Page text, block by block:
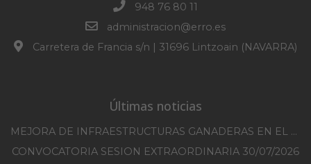
948 76 80 11
administracion@erro.es
Carretera de Francia s/n | 31696 Lintzoain (NAVARRA)
Últimas noticias
MEJORA DE INFRAESTRUCTURAS GANADERAS EN EL TM DE ERRO CAMPAÑA 2025-2026
CONVOCATORIA SESION EXTRAORDINARIA 30/07/2026